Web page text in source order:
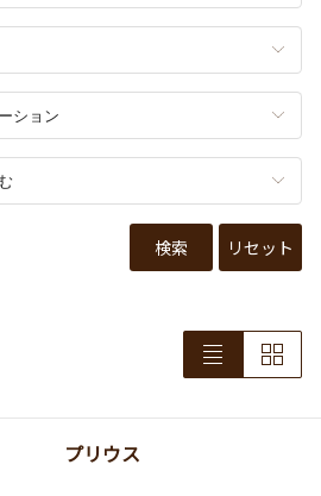
検索 リセット
プリウス